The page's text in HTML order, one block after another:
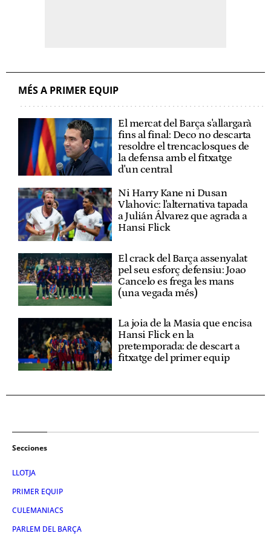
MÉS A PRIMER EQUIP
El mercat del Barça s'allargarà
fins al final: Deco no descarta
resoldre el trencaclosques de
la defensa amb el fitxatge
d'un central
Ni Harry Kane ni Dusan
Vlahovic: l'alternativa tapada
a Julián Álvarez que agrada a
Hansi Flick
El crack del Barça assenyalat
pel seu esforç defensiu: Joao
Cancelo es frega les mans
(una vegada més)
La joia de la Masia que encisa
Hansi Flick en la
pretemporada: de descart a
fitxatge del primer equip
Secciones
LLOTJA
PRIMER EQUIP
CULEMANIACS
PARLEM DEL BARÇA